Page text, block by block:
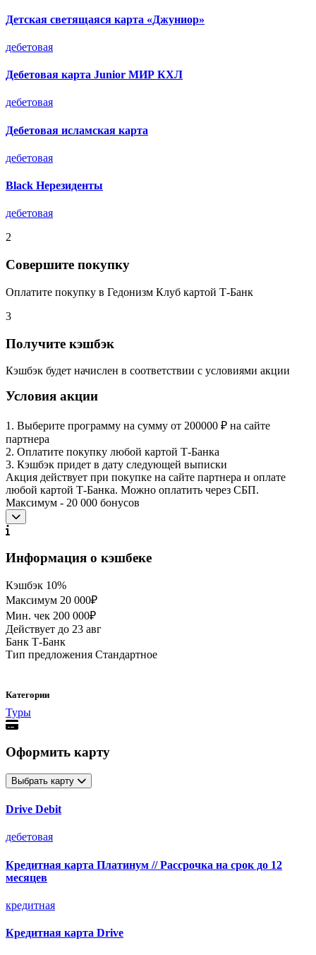
Детская светящаяся карта «Джуниор»
дебетовая
Дебетовая карта Junior МИР КХЛ
дебетовая
Дебетовая исламская карта
дебетовая
Black Нерезиденты
дебетовая
2
Совершите покупку
Оплатите покупку в Гедонизм Клуб картой Т-Банк
3
Получите кэшбэк
Кэшбэк будет начислен в соответствии с условиями акции
Условия акции
1. Выберите программу на сумму от 200000 ₽ на сайте
партнера
2. Оплатите покупку любой картой Т-Банка
3. Кэшбэк придет в дату следующей выписки
Акция действует при покупке на сайте партнера и оплате
любой картой Т-Банка. Можно оплатить через СБП.
Максимум - 20 000 бонусов
Информация о кэшбеке
Кэшбэк 10%
Максимум 20 000₽
Мин. чек 200 000₽
Действует до 23 авг
Банк Т-Банк
Тип предложения Стандартное
Категории
Туры
Оформить карту
Выбрать карту
Drive Debit
дебетовая
Кредитная карта Платинум // Рассрочка на срок до 12
месяцев
кредитная
Кредитная карта Drive